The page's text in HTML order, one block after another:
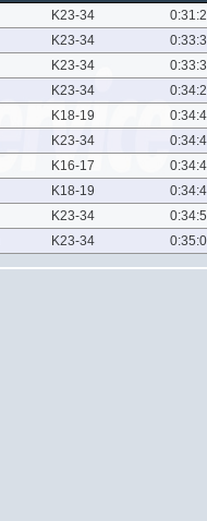
K23-34
K23-34
K23-34
K23-34
K18-19
K23-34
K16-17
K18-19
K23-34
K23-34